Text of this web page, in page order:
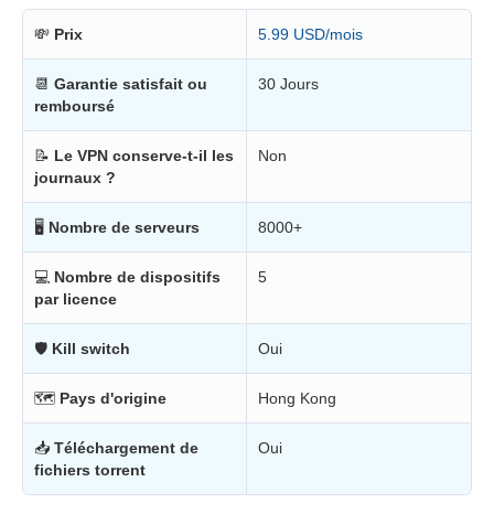
💸 Prix 5.99 USD/mois
📆 Garantie satisfait ou
remboursé
30 Jours
📝 Le VPN conserve-t-il les
journaux ?
Non
🖥 Nombre de serveurs 8000+
💻 Nombre de dispositifs
par licence
5
🛡 Kill switch Oui
🗺 Pays d'origine Hong Kong
📥 Téléchargement de
fichiers torrent
Oui